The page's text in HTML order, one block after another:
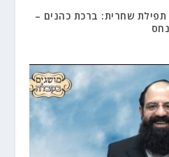
12 – ביאור תפילת שחרית: ברכת כהנים –